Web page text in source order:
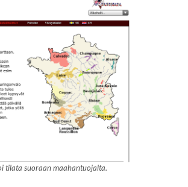
tilata suoraan maahantuojalta.